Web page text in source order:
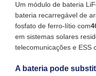
Um módulo de bateria
bateria recarregável de
fosfato de ferro-lítio com
em sistemas solares
telecomunicações e ESS
A bateria pode